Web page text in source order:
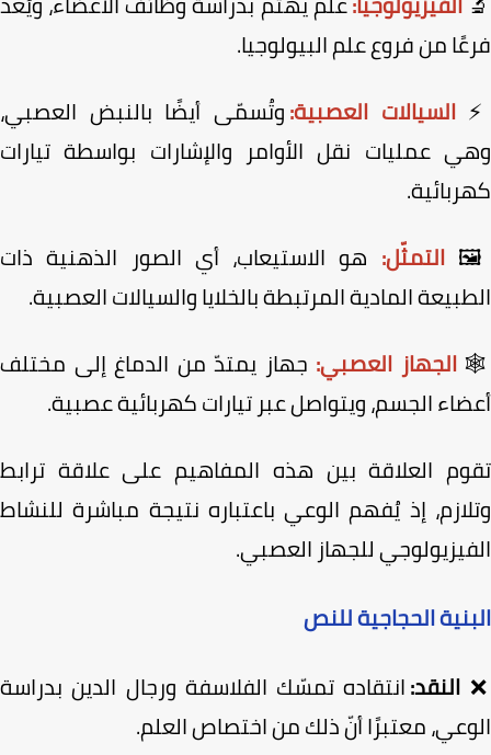
من فروع علم البيولوجيا.
السيالات العصبية:وتُسمّى أيضًا بالنبض العصبي،
عمليات نقل الأوامر والإشارات بواسطة تيارات
التمثّل:هو الاستيعاب، أي الصور الذهنية ذات
المادية المرتبطة بالخلايا والسيالات العصبية.
الجهاز العصبي:جهاز يمتدّ من الدماغ إلى مختلف
الجسم، ويتواصل عبر تيارات كهربائية عصبية.
العلاقة بين هذه المفاهيم على علاقة ترابط
إذ يُفهم الوعي باعتباره نتيجة مباشرة للنشاط
للجهاز العصبي.
الحجاجية للنص
النقد:انتقاده تمسّك الفلاسفة ورجال الدين بدراسة
معتبرًا أنّ ذلك من اختصاص العلم.